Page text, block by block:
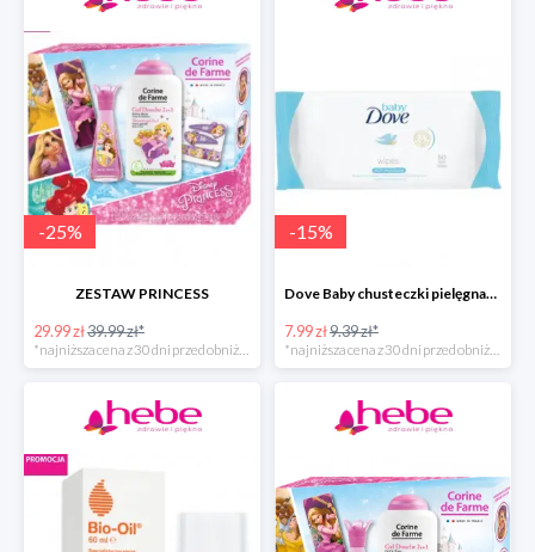
-25%
ZESTAW PRINCESS
29.99 zł39.99 zł*
*najniższa cena z 30 dni przed obniżką
-15%
Dove Baby chusteczki pielęgnacyjne
7.99 zł9.39 zł*
*najniższa cena z 30 dni przed obniżką